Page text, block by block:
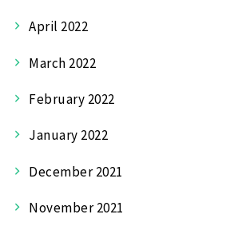
April 2022
March 2022
February 2022
January 2022
December 2021
November 2021